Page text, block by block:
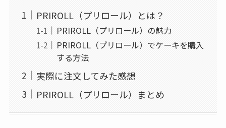
PRIROLL（プリロール）とは？
PRIROLL（プリロール）の魅力
PRIROLL（プリロール）でケーキを購入
する方法
実際に注文してみた感想
PRIROLL（プリロール）まとめ